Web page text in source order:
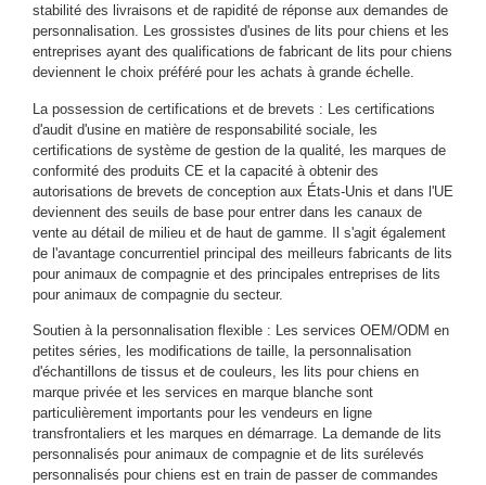
stabilité des livraisons et de rapidité de réponse aux demandes de
personnalisation. Les grossistes d'usines de lits pour chiens et les
entreprises ayant des qualifications de fabricant de lits pour chiens
deviennent le choix préféré pour les achats à grande échelle.
La possession de certifications et de brevets : Les certifications
d'audit d'usine en matière de responsabilité sociale, les
certifications de système de gestion de la qualité, les marques de
conformité des produits CE et la capacité à obtenir des
autorisations de brevets de conception aux États-Unis et dans l'UE
deviennent des seuils de base pour entrer dans les canaux de
vente au détail de milieu et de haut de gamme. Il s'agit également
de l'avantage concurrentiel principal des meilleurs fabricants de lits
pour animaux de compagnie et des principales entreprises de lits
pour animaux de compagnie du secteur.
Soutien à la personnalisation flexible : Les services OEM/ODM en
petites séries, les modifications de taille, la personnalisation
d'échantillons de tissus et de couleurs, les lits pour chiens en
marque privée et les services en marque blanche sont
particulièrement importants pour les vendeurs en ligne
transfrontaliers et les marques en démarrage. La demande de lits
personnalisés pour animaux de compagnie et de lits surélevés
personnalisés pour chiens est en train de passer de commandes